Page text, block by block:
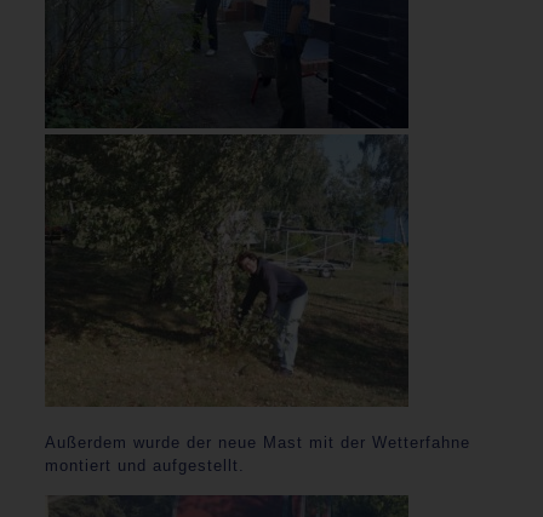
Außerdem wurde der neue Mast mit der Wetterfahne
montiert und aufgestellt.